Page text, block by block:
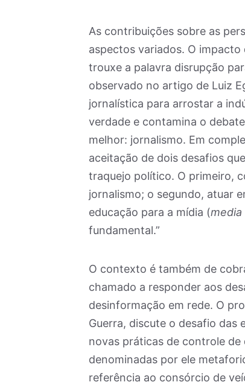
As contribuições sobre as
aspectos variados. O
trouxe a palavra disrupção
observado no artigo de Luiz
jornalística para arrostar a
verdade e contamina o
melhor: jornalismo. Em
aceitação de dois desafios
traquejo político. O primeiro,
jornalismo; o segundo, atuar
educação para a mídia (
fundamental.”
O contexto é também de
chamado a responder aos
desinformação em rede. O
Guerra, discute o desafio das
novas práticas de controle
denominadas por ele
referência ao consórcio de